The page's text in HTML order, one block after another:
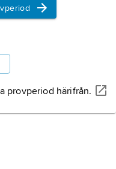
provperiod härifrån.